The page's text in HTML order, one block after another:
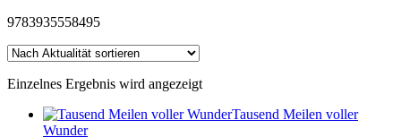
9783935558495
Einzelnes Ergebnis wird angezeigt
Tausend Meilen voller
Wunder